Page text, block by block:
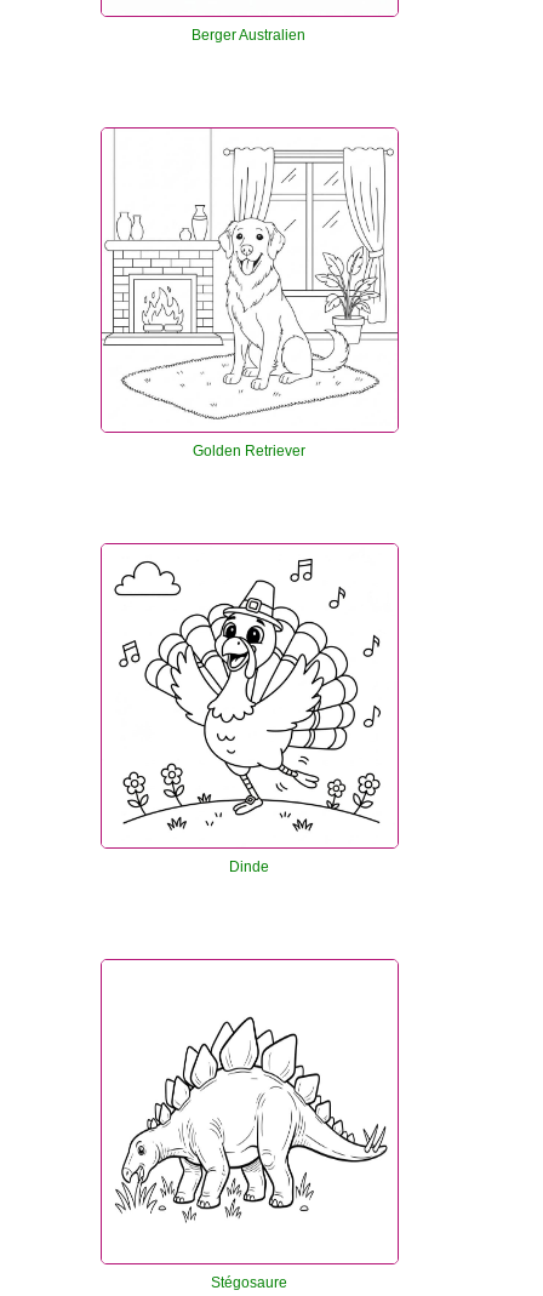
Berger Australien
Golden Retriever
Dinde
Stégosaure